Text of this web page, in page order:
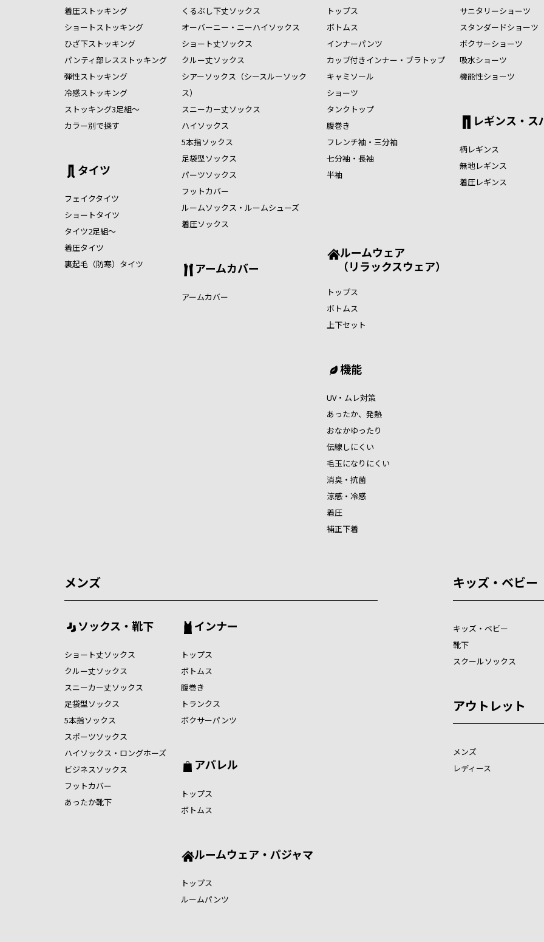
着圧ストッキング
ショートストッキング
ひざ下ストッキング
パンティ部レスストッキング
弾性ストッキング
冷感ストッキング
ストッキング3足組～
カラー別で探す
タイツ
フェイクタイツ
ショートタイツ
タイツ2足組～
着圧タイツ
裏起毛（防寒）タイツ
くるぶし下丈ソックス
オーバーニー・ニーハイソックス
ショート丈ソックス
クルー丈ソックス
シアーソックス（シースルーソック
ス）
スニーカー丈ソックス
ハイソックス
5本指ソックス
足袋型ソックス
パーツソックス
フットカバー
ルームソックス・ルームシューズ
着圧ソックス
アームカバー
アームカバー
トップス
ボトムス
インナーパンツ
カップ付きインナー・ブラトップ
キャミソール
ショーツ
タンクトップ
腹巻き
フレンチ袖・三分袖
七分袖・長袖
半袖
サニタリーショーツ
スタンダードショーツ
ボクサーショーツ
吸水ショーツ
機能性ショーツ
レギンス・ス
柄レギンス
無地レギンス
着圧レギンス
ルームウェア
（リラックスウェア）
トップス
ボトムス
上下セット
機能
UV・ムレ対策
あったか、発熱
おなかゆったり
伝線しにくい
毛玉になりにくい
消臭・抗菌
涼感・冷感
着圧
補正下着
メンズ
ソックス・靴下
ショート丈ソックス
クルー丈ソックス
スニーカー丈ソックス
足袋型ソックス
5本指ソックス
スポーツソックス
ハイソックス・ロングホーズ
ビジネスソックス
フットカバー
あったか靴下
インナー
トップス
ボトムス
腹巻き
トランクス
ボクサーパンツ
アパレル
トップス
ボトムス
ルームウェア・パジャマ
トップス
ルームパンツ
キッズ・ベビー
キッズ・ベビー
靴下
スクールソックス
アウトレット
メンズ
レディース